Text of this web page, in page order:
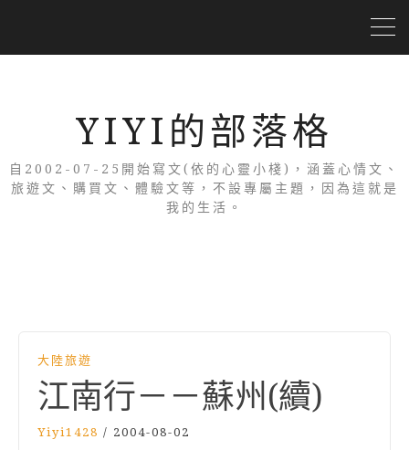
YIYI的部落格
自2002-07-25開始寫文(依的心靈小棧)，涵蓋心情文、
旅遊文、購買文、體驗文等，不設專屬主題，因為這就是
我的生活。
大陸旅遊
江南行－－蘇州(續)
Yiyi1428 / 2004-08-02